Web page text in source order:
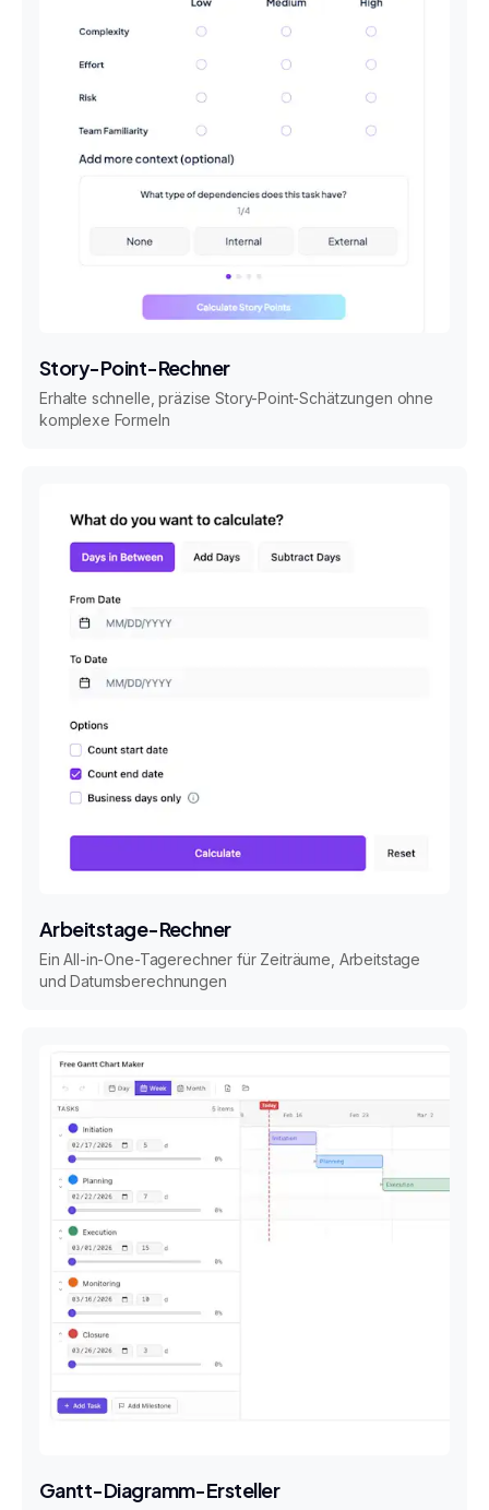
Story-Point-Rechner
Erhalte schnelle, präzise Story-Point-Schätzungen ohne
komplexe Formeln
Arbeitstage-Rechner
Ein All-in-One-Tagerechner für Zeiträume, Arbeitstage
und Datumsberechnungen
Gantt-Diagramm-Ersteller